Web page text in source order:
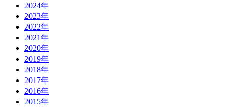
2024年
2023年
2022年
2021年
2020年
2019年
2018年
2017年
2016年
2015年